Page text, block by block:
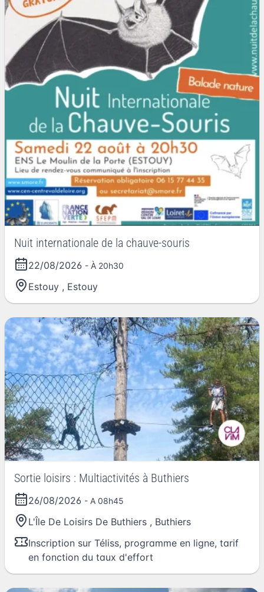
Nuit internationale de la chauve-souris
22/08/2026 - À 20h30
Estouy , Estouy
Sortie loisirs : Multiactivités à Buthiers
26/08/2026 - A 08h45
L'Île De Loisirs De Buthiers , Buthiers
Inscription sur Téliss, programme en ligne, tarif
en fonction du taux d'effort